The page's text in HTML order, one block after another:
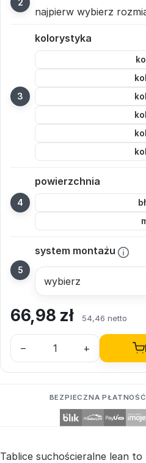
najpierw wybierz
kolorystyka
powierzchnia
system montażu
66,98 zł 54,46 netto
– +
BEZPIECZNA
Tablice suchościeralne lean to